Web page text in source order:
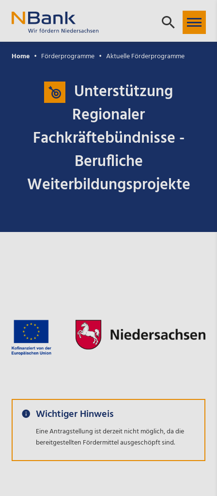
Home Förderprogramme Aktuelle Förderprogramme
Unterstützung
Regionaler
Fachkräftebündnisse -
Berufliche
Weiterbildungsprojekte
Wichtiger Hinweis
Eine Antragstellung ist derzeit nicht möglich, da die
bereitgestellten Fördermittel ausgeschöpft sind.